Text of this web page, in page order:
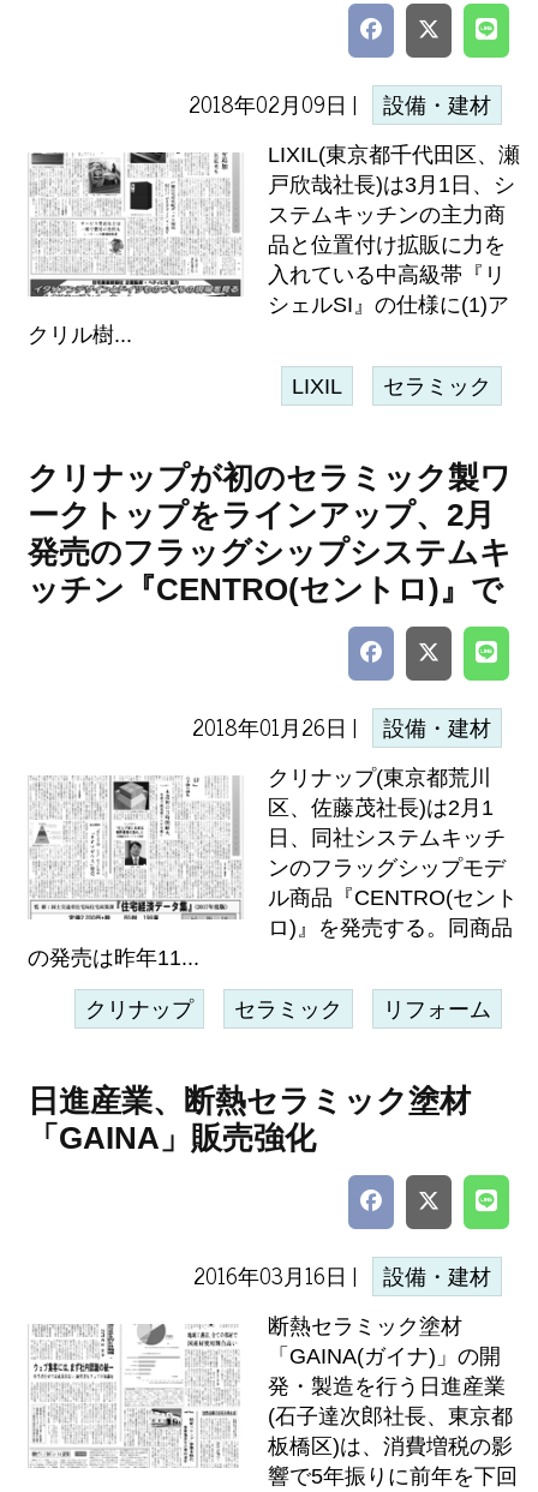
2018年02月09日 | 設備・建材
LIXIL(東京都千代田区、瀬
戸欣哉社長)は3月1日、シ
ステムキッチンの主力商
品と位置付け拡販に力を
入れている中高級帯『リ
シェルSI』の仕様に(1)ア
クリル樹...
LIXIL セラミック
クリナップが初のセラミック製ワ
ークトップをラインアップ、2月
発売のフラッグシップシステムキ
ッチン『CENTRO(セントロ)』で
2018年01月26日 | 設備・建材
クリナップ(東京都荒川
区、佐藤茂社長)は2月1
日、同社システムキッチ
ンのフラッグシップモデ
ル商品『CENTRO(セント
ロ)』を発売する。同商品
の発売は昨年11...
クリナップ セラミック リフォーム
日進産業、断熱セラミック塗材
「GAINA」販売強化
2016年03月16日 | 設備・建材
断熱セラミック塗材
「GAINA(ガイナ)」の開
発・製造を行う日進産業
(石子達次郎社長、東京都
板橋区)は、消費増税の影
響で5年振りに前年を下回